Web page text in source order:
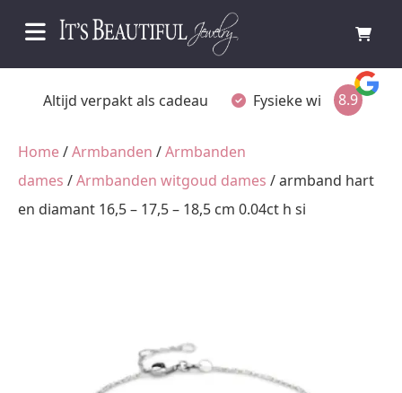
Fysieke winkel in Ommen Gratis achteraf betalen
8.9
Home/Armbanden /Armbanden
dames /Armbanden witgoud dames / armband hart
en diamant 16,5 – 17,5 – 18,5 cm 0.04ct h si